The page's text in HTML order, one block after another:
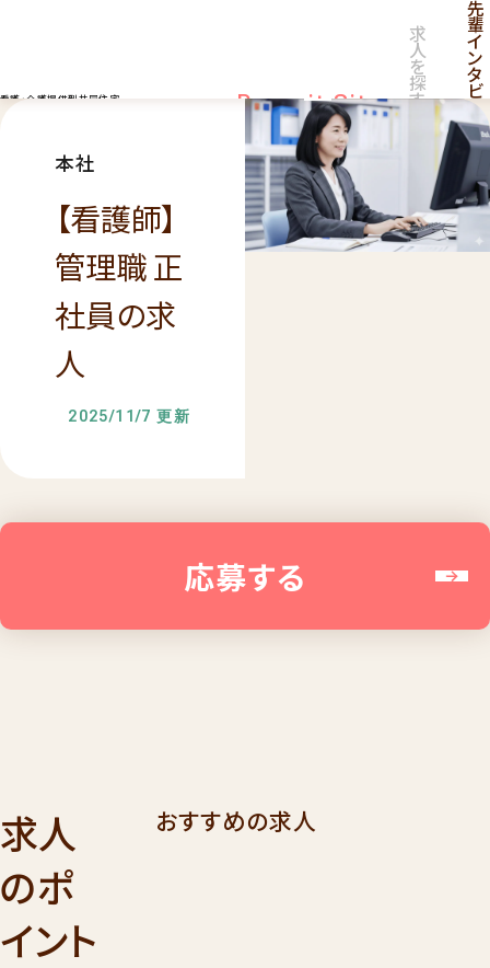
看護・介護提供型共同住宅 Recruit Site
採用サイト
求
人
を
探
す
先
輩
イ
ン
タ
ビ
ュ
ー
覧
本社
【看護師】
管理職 正
社員の求
人
2025/11/7 更新
応募する
求人
のポ
イント
おすすめの求人